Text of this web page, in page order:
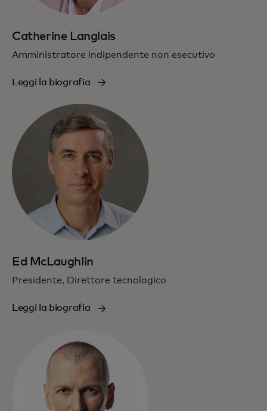
Catherine Langlais
Amministratore indipendente non esecutivo
Leggi la biografia
Ed McLaughlin
Presidente, Direttore tecnologico
Leggi la biografia